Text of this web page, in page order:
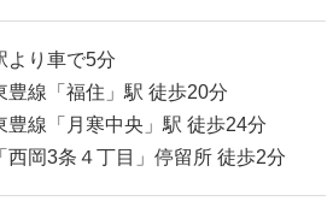
より車で5分
豊線「福住」駅 徒歩20分
豊線「月寒中央」駅 徒歩24分
西岡3条４丁目」停留所 徒歩2分